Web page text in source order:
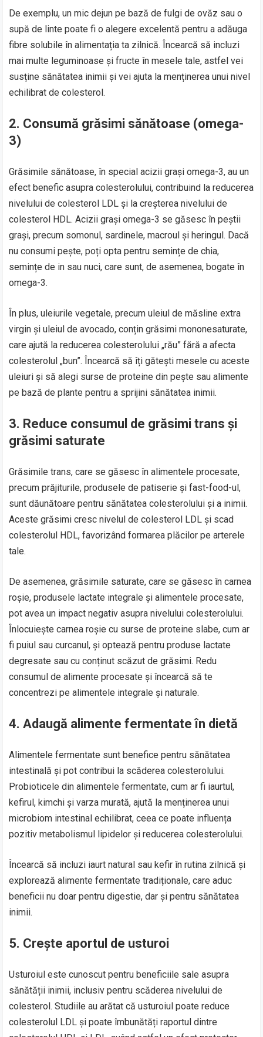
De exemplu, un mic dejun pe bază de fulgi de ovăz sau o
supă de linte poate fi o alegere excelentă pentru a adăuga
fibre solubile în alimentația ta zilnică. Încearcă să incluzi
mai multe leguminoase și fructe în mesele tale, astfel vei
susține sănătatea inimii și vei ajuta la menținerea unui nivel
echilibrat de colesterol.
2. Consumă grăsimi sănătoase (omega-
3)
Grăsimile sănătoase, în special acizii grași omega-3, au un
efect benefic asupra colesterolului, contribuind la reducerea
nivelului de colesterol LDL și la creșterea nivelului de
colesterol HDL. Acizii grași omega-3 se găsesc în peștii
grași, precum somonul, sardinele, macroul și heringul. Dacă
nu consumi pește, poți opta pentru semințe de chia,
semințe de in sau nuci, care sunt, de asemenea, bogate în
omega-3.
În plus, uleiurile vegetale, precum uleiul de măsline extra
virgin și uleiul de avocado, conțin grăsimi mononesaturate,
care ajută la reducerea colesterolului „rău” fără a afecta
colesterolul „bun”. Încearcă să îți gătești mesele cu aceste
uleiuri și să alegi surse de proteine din pește sau alimente
pe bază de plante pentru a sprijini sănătatea inimii.
3. Reduce consumul de grăsimi trans și
grăsimi saturate
Grăsimile trans, care se găsesc în alimentele procesate,
precum prăjiturile, produsele de patiserie și fast-food-ul,
sunt dăunătoare pentru sănătatea colesterolului și a inimii.
Aceste grăsimi cresc nivelul de colesterol LDL și scad
colesterolul HDL, favorizând formarea plăcilor pe arterele
tale.
De asemenea, grăsimile saturate, care se găsesc în carnea
roșie, produsele lactate integrale și alimentele procesate,
pot avea un impact negativ asupra nivelului colesterolului.
Înlocuiește carnea roșie cu surse de proteine slabe, cum ar
fi puiul sau curcanul, și optează pentru produse lactate
degresate sau cu conținut scăzut de grăsimi. Redu
consumul de alimente procesate și încearcă să te
concentrezi pe alimentele integrale și naturale.
4.Adaugă alimente fermentate în dietă
Alimentele fermentate sunt benefice pentru sănătatea
intestinală și pot contribui la scăderea colesterolului.
Probioticele din alimentele fermentate, cum ar fi iaurtul,
kefirul, kimchi și varza murată, ajută la menținerea unui
microbiom intestinal echilibrat, ceea ce poate influența
pozitiv metabolismul lipidelor și reducerea colesterolului.
Încearcă să incluzi iaurt natural sau kefir în rutina zilnică și
explorează alimente fermentate tradiționale, care aduc
beneficii nu doar pentru digestie, dar și pentru sănătatea
inimii.
5. Crește aportul de usturoi
Usturoiul este cunoscut pentru beneficiile sale asupra
sănătății inimii, inclusiv pentru scăderea nivelului de
colesterol. Studiile au arătat că usturoiul poate reduce
colesterolul LDL și poate îmbunătăți raportul dintre